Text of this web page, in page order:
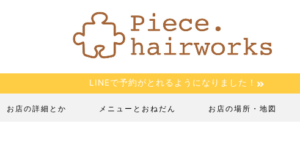
LINEで予約がとれるようになりました！
お店の詳細とか メニューとおねだん お店の場所・地図